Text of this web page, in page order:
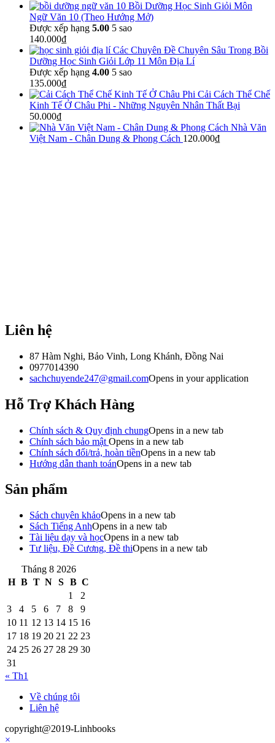
Bồi Dưỡng Học Sinh Giỏi Môn
Ngữ Văn 10 (Theo Hướng Mở)
Được xếp hạng 5.00 5 sao
140.000₫
Các Chuyên Đề Chuyên Sâu Trong Bồi
Dưỡng Học Sinh Giỏi Lớp 11 Môn Địa Lí
Được xếp hạng 4.00 5 sao
135.000₫
Cải Cách Thể Chế
Kinh Tế Ở Châu Phi - Những Nguyên Nhân Thất Bại
50.000₫
Nhà Văn
Việt Nam - Chân Dung & Phong Cách 120.000₫
Liên hệ
87 Hàm Nghi, Bảo Vinh, Long Khánh, Đồng Nai
0977014390
sachchuyende247@gmail.comOpens in your application
Hỗ Trợ Khách Hàng
Chính sách & Quy định chungOpens in a new tab
Chính sách bảo mật Opens in a new tab
Chính sách đổi/trả, hoàn tiềnOpens in a new tab
Hướng dẫn thanh toánOpens in a new tab
Sản phẩm
Sách chuyên khảoOpens in a new tab
Sách Tiếng AnhOpens in a new tab
Tài liệu dạy và họcOpens in a new tab
Tư liệu, Đề Cương, Đề thiOpens in a new tab
Tháng 8 2026
H B T N S B C
1
2
3
4 5 6 7 8
9
10 11 12 13 14 15 16
17 18 19 20 21 22 23
24 25 26 27 28 29 30
31
« Th1
Về chúng tôi
Liên hệ
copyright@2019-Linhbooks
×